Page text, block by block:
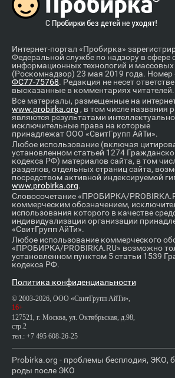
Интернет-портал «Пробирка»
Федеральной службе по надзору в сфере
информационных технологий и
(Роскомнадзор) 23 мая 2019 года. Номер
ФС77-75768. Редакция не несет
высказанные в комментариях читателей.
Все материалы, размещенные на
www.probirka.org , в том числе названия
являются результатами
исключительные права на которые
принадлежат ООО «СвитГрупп АйТи».
Любое использование (включая
установленном статьей 1274
кодекса РФ) материалов сайта, в том
разделов, отдельных страниц сайта,
посредством активной индексируемой
www.probirka.org.
Словосочетание «ПРОБИРКА/
коммерческим обозначением,
использования которого в качестве
индивидуализации организации
«СвитГрупп АйТи».
Любое использование коммерческого
«ПРОБИРКА/PROBIRKA.RU» возможно
установленном пунктом 5 статьи 1539
кодекса РФ.
Политика конфиденциальности
© 2003-2026, ООО «СвитГрупп АйТи»,
16+
127521, г. Москва, ул. Октябрьская, д.98,
стр.2
тел.: +7 495 608-26-25
Probirka.org - проблемы бесплодия, ЭКО,
роды после ЭКО